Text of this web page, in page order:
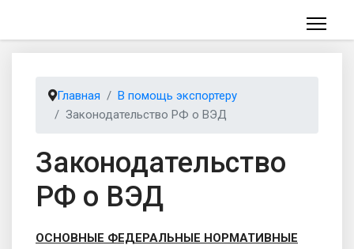
Главная
В помощь экспортеру
Законодательство РФ о ВЭД
Законодательство
РФ о ВЭД
ОСНОВНЫЕ ФЕДЕРАЛЬНЫЕ НОРМАТИВНЫЕ